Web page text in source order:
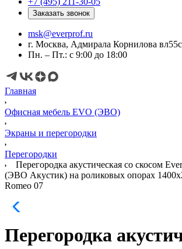
Заказать звонок
msk@everprof.ru
г. Москва, Адмирала Корнилова
Пн. – Пт.: с 9:00 до 18:00
Главная
Офисная мебель EVO (ЭВО)
Экраны и перегородки
Перегородки
Перегородка акустическая со скосом
(ЭВО Акустик) на роликовых опорах
Romeo 07
Перегородка